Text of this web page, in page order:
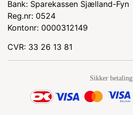
Bank: Sparekassen Sjælland-Fyn
Reg.nr: 0524
Kontonr: 0000312149
CVR: 33 26 13 81
Sikker betaling